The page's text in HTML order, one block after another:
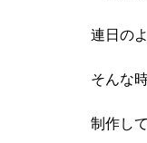
連日の
そんな
制作し